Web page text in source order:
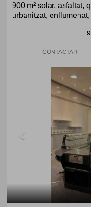
900 m² solar, asfaltat,
urbanitzat,
CONTACTAR